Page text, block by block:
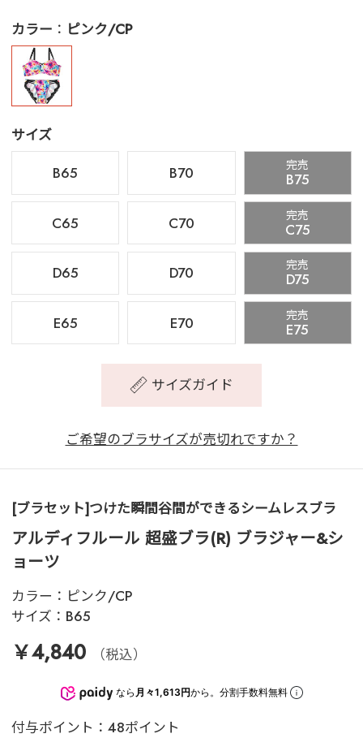
カラー ピンク/CP
サイズ
B65
B70 完売
B75
C65 C70 完売
C75
D65 D70 完売
D75
E65 E70 完売
E75
サイズガイド
ご希望のブラサイズが売切れですか？
[ブラセット]つけた瞬間谷間ができるシームレスブラ
アルディフルール 超盛ブラ(R) ブラジャー&シ
ョーツ
カラー： ピンク/CP
サイズ： B65
￥4,840 （税込）
なら 月々1,613円から。分割手数料無料
付与ポイント：48ポイント